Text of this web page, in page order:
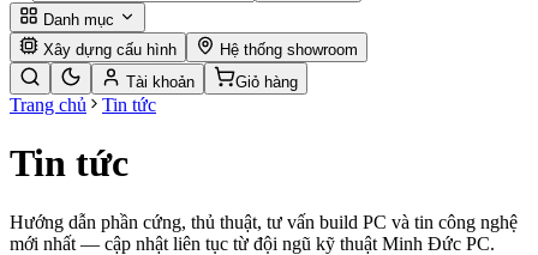
Danh mục
Xây dựng cấu hình
Hệ thống showroom
Tài khoản
Giỏ hàng
Trang chủ Tin tức
Tin tức
Hướng dẫn phần cứng, thủ thuật, tư vấn build PC và tin công nghệ
mới nhất — cập nhật liên tục từ đội ngũ kỹ thuật Minh Đức PC.